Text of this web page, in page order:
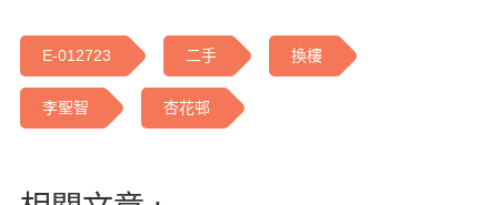
E-012723 二手 換樓
李聖智 杏花邨